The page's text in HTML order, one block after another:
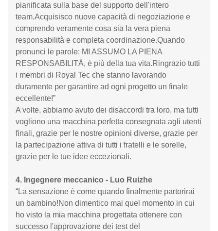
pianificata sulla base del supporto dell'intero
team.Acquisisco nuove capacità di negoziazione e
comprendo veramente cosa sia la vera piena
responsabilità e completa coordinazione.Quando
pronunci le parole: MI ASSUMO LA PIENA
RESPONSABILITÀ, è più della tua vita.Ringrazio tutti
i membri di Royal Tec che stanno lavorando
duramente per garantire ad ogni progetto un finale
eccellente!”
A volte, abbiamo avuto dei disaccordi tra loro, ma tutti
vogliono una macchina perfetta consegnata agli utenti
finali, grazie per le nostre opinioni diverse, grazie per
la partecipazione attiva di tutti i fratelli e le sorelle,
grazie per le tue idee eccezionali.
4. Ingegnere meccanico - Luo Ruizhe
“La sensazione è come quando finalmente partorirai
un bambino!Non dimentico mai quel momento in cui
ho visto la mia macchina progettata ottenere con
successo l'approvazione dei test del